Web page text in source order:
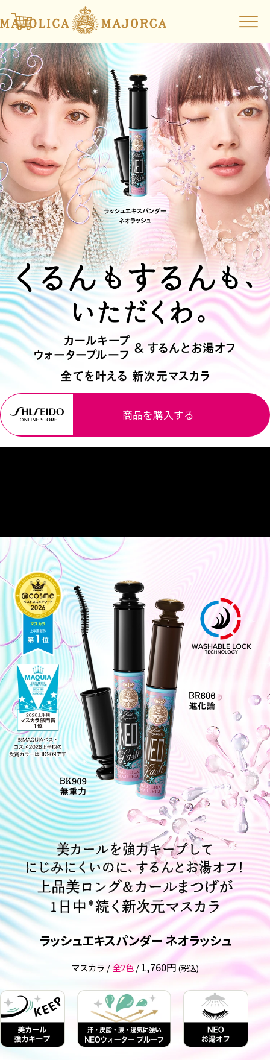
商品を購入する
美カールを強力キープして
にじみにくいのに、するんとお湯オフ！
上品美ロング&カールまつげが
1日中 ＊続く新次元マスカラ
ラッシュエキスパンダー ネオラッシュ
マスカラ /全2色/1,760円 (税込)